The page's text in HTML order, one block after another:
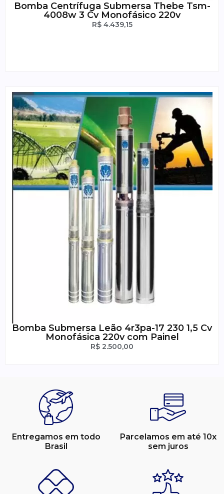
Bomba Centrífuga Submersa Thebe Tsm-
4008w 3 Cv Monofásico 220v
R$4.439,15
Bomba Submersa Leão 4r3pa-17 230 1,5 Cv
Monofásica 220v com Painel
R$ 2.500,00
Entregamos em todo
Brasil
Parcelamos em até 10x
sem juros